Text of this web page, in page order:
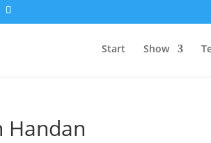
Start Show
Handan